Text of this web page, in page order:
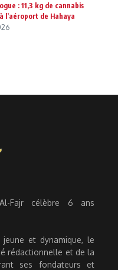
: 11,3 kg de cannabis
l’aéroport de Hahaya
Fajr célèbre 6 ans
et dynamique, le
rédactionnelle et de la
ses fondateurs et